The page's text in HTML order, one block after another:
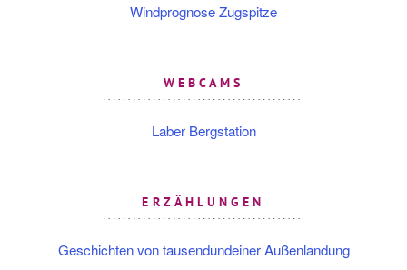
Windprognose Zugspitze
WEBCAMS
Laber Bergstation
ERZÄHLUNGEN
Geschichten von tausendundeiner Außenlandung